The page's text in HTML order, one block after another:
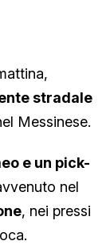
stradale
Messinese.
e un pick-
nel
, nei pressi